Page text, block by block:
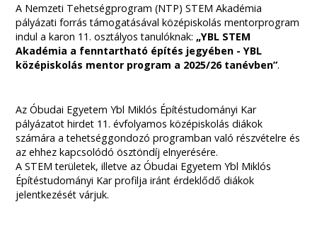
A Nemzeti Tehetségprogram (NTP) STEM Akadémia
pályázati forrás támogatásával középiskolás mentorprogram
indul a karon 11. osztályos tanulóknak: „YBL STEM
Akadémia a fenntartható építés jegyében - YBL
középiskolás mentor program a 2025/26 tanévben”.
Az Óbudai Egyetem Ybl Miklós Építéstudományi Kar
pályázatot hirdet 11. évfolyamos középiskolás diákok
számára a tehetséggondozó programban való részvételre és
az ehhez kapcsolódó ösztöndíj elnyerésére.
A STEM területek, illetve az Óbudai Egyetem Ybl Miklós
Építéstudományi Kar profilja iránt érdeklődő diákok
jelentkezését várjuk.